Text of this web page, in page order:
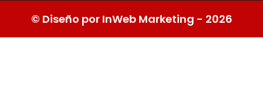
© Diseño por InWeb Marketing - 2026